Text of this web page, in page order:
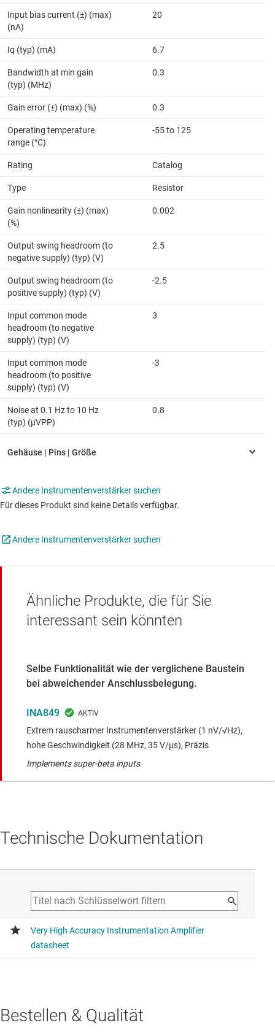
Input bias current (±) (max)
(nA)
20
Iq (typ) (mA) 6.7
Bandwidth at min gain
(typ) (MHz)
0.3
Gain error (±) (max) (%) 0.3
Operating temperature
range (°C)
-55 to 125
Rating Catalog
Type Resistor
Gain nonlinearity (±) (max)
(%)
0.002
Output swing headroom (to
negative supply) (typ) (V)
2.5
Output swing headroom (to
positive supply) (typ) (V)
-2.5
Input common mode
headroom (to negative
supply) (typ) (V)
3
Input common mode
headroom (to positive
supply) (typ) (V)
-3
Noise at 0.1 Hz to 10 Hz
(typ) (µVPP)
0.8
Andere Instrumentenverstärker suchen
Für dieses Produkt sind keine Details verfügbar.
Andere Instrumentenverstärker suchen
Ähnliche Produkte, die für Sie
interessant sein könnten
Selbe Funktionalität wie der verglichene Baustein
bei abweichender Anschlussbelegung.
INA849
Extrem rauscharmer Instrumentenverstärker (1 nV/√Hz),
hohe Geschwindigkeit (28 MHz, 35 V/μs), Präzis
Implements super-beta inputs
Technische Dokumentation
Bestellen & Qualität